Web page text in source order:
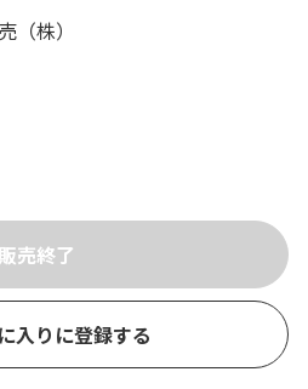
（株）
入りに登録する